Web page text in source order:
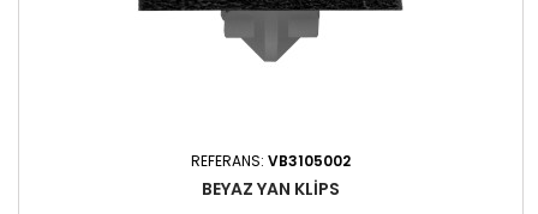
REFERANS: VB3105002
BEYAZ YAN KLIPS